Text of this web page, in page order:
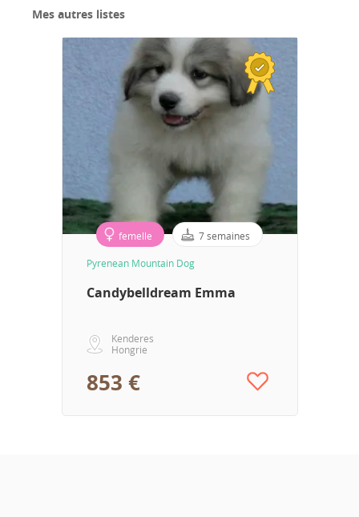
Mes autres listes
femelle 7 semaines
Pyrenean Mountain Dog
Candybelldream Emma
Kenderes
Hongrie
853 €